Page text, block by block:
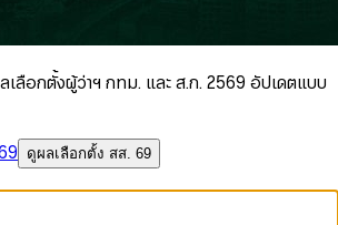
ลือกตั้งผู้ว่าฯ กทม. และ ส.ก. 2569 อัปเดตแบบ
ดูผลเลือกตั้ง สส. 69